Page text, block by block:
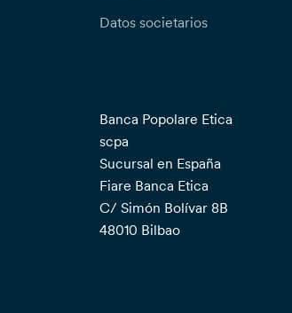
Datos societarios
Banca Popolare Etica
scpa
Sucursal en España
Fiare Banca Etica
C/ Simón Bolívar 8B
48010 Bilbao